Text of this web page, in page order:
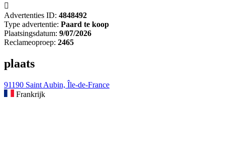

Advertenties ID: 4848492
Type advertentie: Paard te koop
Plaatsingsdatum: 9/07/2026
Reclameoproep: 2465
plaats
91190 Saint Aubin, Île-de-France
Frankrijk